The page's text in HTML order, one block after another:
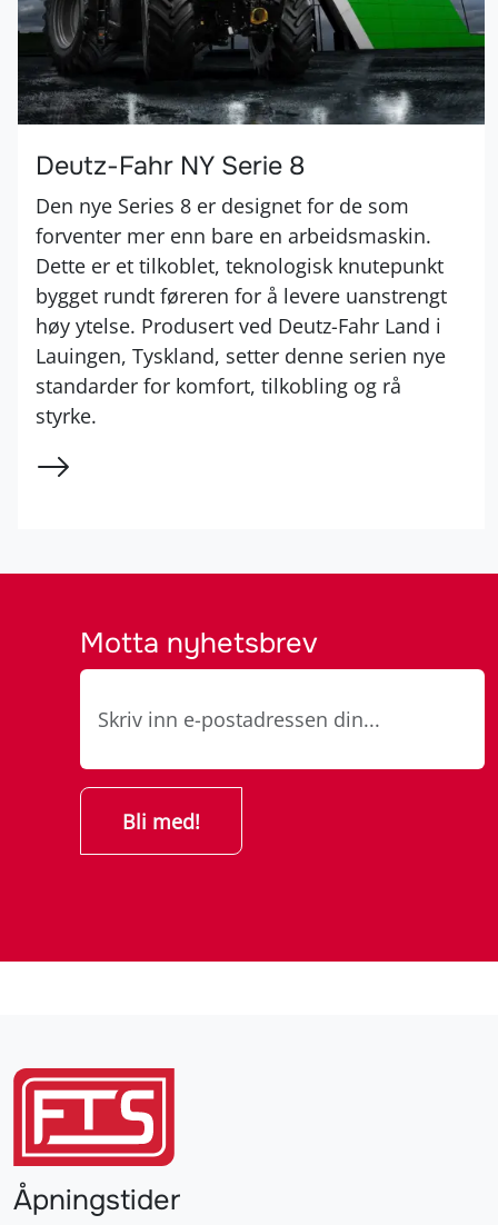
Deutz-Fahr NY Serie 8
Den nye Series 8 er designet for de som
forventer mer enn bare en arbeidsmaskin.
Dette er et tilkoblet, teknologisk knutepunkt
bygget rundt føreren for å levere uanstrengt
høy ytelse. Produsert ved Deutz-Fahr Land i
Lauingen, Tyskland, setter denne serien nye
standarder for komfort, tilkobling og rå
styrke.
Motta nyhetsbrev
Åpningstider